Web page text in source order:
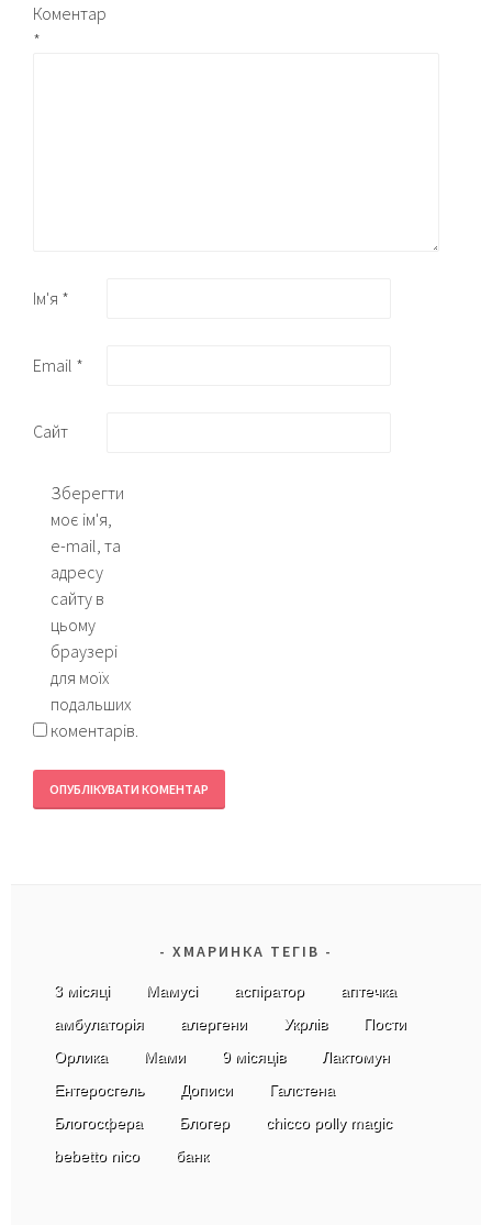
Коментар
*
Ім'я *
Email *
Сайт
Зберегти
моє ім'я,
e-mail, та
адресу
сайту в
цьому
браузері
для моїх
подальших
коментарів.
ХМАРИНКА ТЕГІВ
3 місяці Мамусі аспіратор
аптечка
амбулаторія
алергени Укрлів
Пости
Орлика
Мами 9 місяців
Лактомун
Ентеросгель
Дописи
Галстена
Блогосфера
Блогер
chicco polly magic
bebetto nico
банк